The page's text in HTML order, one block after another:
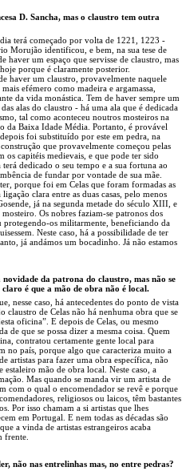
D. Sancha, mas o claustro tem outra
terá começado por volta de 1221, 1223 -
Morujão identificou, e bem, na sua tese de
haver um espaço que servisse de claustro, mas
porque é claramente posterior.
haver um claustro, provavelmente naquele
efémero como madeira e argamassa,
da vida monástica. Tem de haver sempre um
alas do claustro - há uma ala que é dedicada
tal como aconteceu noutros mosteiros na
da Baixa Idade Média. Portanto, é provável
foi substituído por este em pedra, na
que provavelmente começou pelas
os capitéis medievais, e que pode ter sido
dedicado o seu tempo e a sua fortuna ao
de fundar por vontade de sua mãe.
porque foi em Celas que foram formadas as
clara entre as duas casas, pelo menos
já na segunda metade do século XIII, e
Os nobres faziam-se patronos dos
protegendo-os militarmente, beneficiando da
Neste caso, há a possibilidade de ter
já andámos um bocadinho. Já não estamos
da patrona do claustro, mas não se
é que a mão de obra não é local.
nesse caso, há antecedentes do ponto de vista
claustro de Celas não há nenhuma obra que se
oficina”. E depois de Celas, ou mesmo
de que se possa dizer a mesma coisa. Quem
contratou certamente gente local para
no país, porque algo que caracteriza muito a
artistas para fazer uma obra específica, não
estaleiro mão de obra local. Neste caso, a
Mas quando se manda vir um artista de
com o qual o encomendador se revê e porque
religiosos ou laicos, têm bastantes
Por isso chamam a si artistas que lhes
em Portugal. E nem todas as décadas são
a vinda de artistas estrangeiros acaba
frente.
não nas entrelinhas mas, no entre pedras?